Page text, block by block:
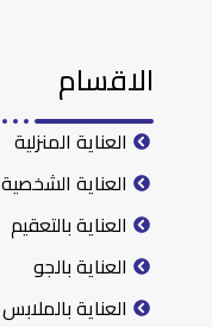
الاقسام
العناية المنزلية
العناية الشخصية
العناية بالتعقيم
العناية بالجو
العناية بالملابس